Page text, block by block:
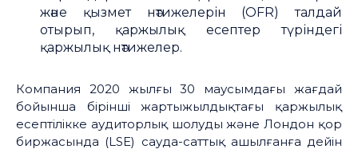
және қызмет нәтижелерін (OFR) талдай
отырып, қаржылық есептер түріндегі
қаржылық нәтижелер.
Компания 2020 жылғы 30 маусымдағы жағдай
бойынша бірінші жартыжылдықтағы қаржылық
есептілікке аудиторлық шолуды және Лондон қор
биржасында (LSE) сауда-саттық ашылғанға дейін